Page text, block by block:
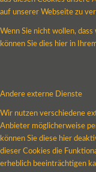
auf unserer Webseite zu
Wenn Sie nicht wollen,
können Sie dies hier in
Andere externe Dienste
Wir nutzen verschiedene
Anbieter möglicherweise
können Sie diese hier
dieser Cookies die
erheblich beeinträchtigen